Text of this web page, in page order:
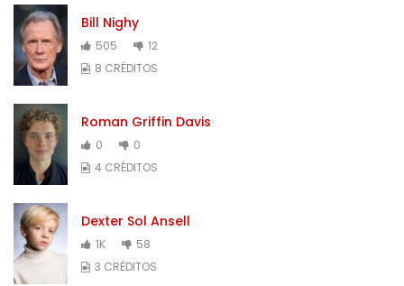
Bill Nighy
505
12
8 CRÉDITOS
Roman Griffin Davis
0
0
4 CRÉDITOS
Dexter Sol Ansell
1K
58
3 CRÉDITOS